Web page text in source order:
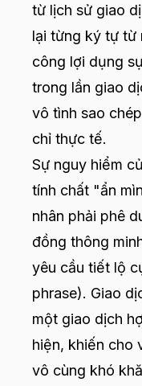
từ lịch sử giao
lại từng ký tự từ
công lợi dụng
trong lần giao
vô tình sao
chỉ thực tế.
Sự nguy hiểm
tính chất "ẩn
nhân phải phê
đồng thông
yêu cầu tiết lộ
phrase). Giao
một giao dịch
hiện, khiến cho
vô cùng khó